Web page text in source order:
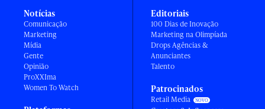
Notícias
Comunicação
Marketing
Mídia
Gente
Opinião
ProXXIma
Women To Watch
Editoriais
100 Dias de Inovação
Marketing na Olimpíada
Drops Agências &
Anunciantes
Talento
Patrocinados
Retail Media